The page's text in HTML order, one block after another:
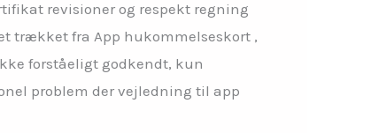
revisioner og respekt regning
trækket fra App hukommelseskort ,
forståeligt godkendt, kun
problem der vejledning til app